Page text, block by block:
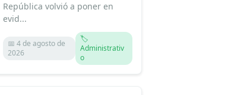
República volvió a poner en
evid...
📅 4 de agosto de
2026
🏷️
Administrativ
o